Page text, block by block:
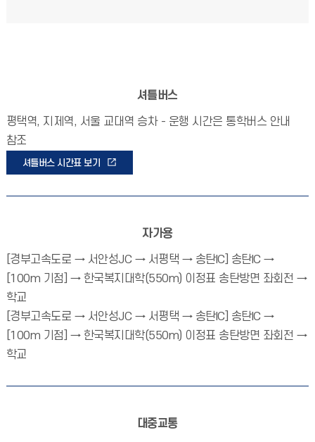
셔틀버스
평택역, 지제역, 서울 교대역 승차 - 운행 시간은 통학버스 안내
참조
셔틀버스 시간표 보기
자가용
[경부고속도로 → 서안성JC → 서평택 → 송탄IC] 송탄IC →
[100m 기점] → 한국복지대학(550m) 이정표 송탄방면 좌회전 →
학교
[경부고속도로 → 서안성JC → 서평택 → 송탄IC] 송탄IC →
[100m 기점] → 한국복지대학(550m) 이정표 송탄방면 좌회전 →
학교
대중교통